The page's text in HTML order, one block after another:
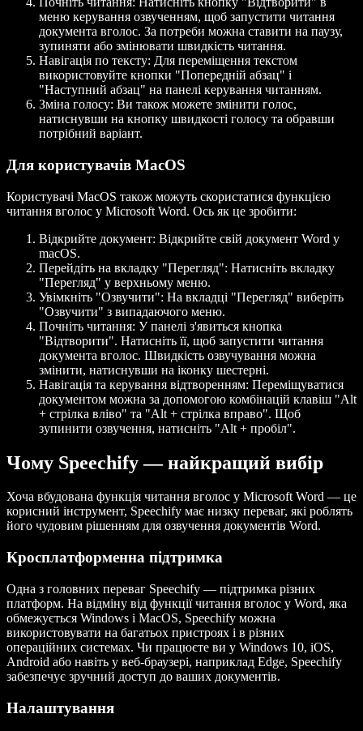
меню керування озвученням, щоб запустити читання
документа вголос. За потреби можна ставити на паузу,
зупиняти або змінювати швидкість читання.
Навігація по тексту: Для переміщення текстом
використовуйте кнопки "Попередній абзац" і
"Наступний абзац" на панелі керування читанням.
Зміна голосу: Ви також можете змінити голос,
натиснувши на кнопку швидкості голосу та обравши
потрібний варіант.
Для користувачів MacOS
Користувачі MacOS також можуть скористатися функцією
читання вголос у Microsoft Word. Ось як це зробити:
Відкрийте документ: Відкрийте свій документ Word у
macOS.
Перейдіть на вкладку "Перегляд": Натисніть вкладку
"Перегляд" у верхньому меню.
Увімкніть "Озвучити": На вкладці "Перегляд" виберіть
"Озвучити" з випадаючого меню.
Почніть читання: У панелі з'явиться кнопка
"Відтворити". Натисніть її, щоб запустити читання
документа вголос. Швидкість озвучування можна
змінити, натиснувши на іконку шестерні.
Навігація та керування відтворенням: Переміщуватися
документом можна за допомогою комбінацій клавіш "Alt
+ стрілка вліво" та "Alt + стрілка вправо". Щоб
зупинити озвучення, натисніть "Alt + пробіл".
Чому Speechify — найкращий вибір
Хоча вбудована функція читання вголос у Microsoft Word — це
корисний інструмент, Speechify має низку переваг, які роблять
його чудовим рішенням для озвучення документів Word.
Кросплатформенна підтримка
Одна з головних переваг Speechify — підтримка різних
платформ. На відміну від функції читання вголос у Word, яка
обмежується Windows і MacOS, Speechify можна
використовувати на багатьох пристроях і в різних
операційних системах. Чи працюєте ви у Windows 10, iOS,
Android або навіть у веб-браузері, наприклад Edge, Speechify
забезпечує зручний доступ до ваших документів.
Налаштування